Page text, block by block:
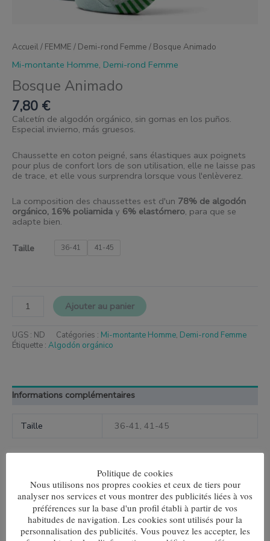
Accueil/ FEMME / Demi-rond Femme / Bosque Animado
Mi-montante Homme, Demi-rond Femme
Bosque Animado
7,80 €
Calcetín de algodón orgánico, sin gomas en los puños.
Especial invierno, más gruesos.
Chaussette en coton peigné, sans élastiques aux poignets
pour plus de confort lors de son utilisation, elle ne laisse pas
de trace, et elle vous surprendra lorsque vous l'enlèverez.
La composition des chaussettes est d'un 78% de algodón
orgánico, 16% poliamida y 6% elastómero, para que se
adapte bien.
Taille 36-41 41-45
Ajouter au panier
UGS : ND Catégories : Mi-montante Homme, Demi-rond Femme
Étiquette : Algodón orgánico
Informations complémentaires
Taille 36-41, 41-45
Produits similaires
Losange Gris
Ce
produit
a
Bleu lisse
Ce
produit
a
Politique de cookies
Nous utilisons nos propres cookies et ceux de tiers pour
analyser nos services et vous montrer des publicités liées à vos
préférences sur la base d'un profil établi à partir de vos
habitudes de navigation. Les cookies sont utilisés pour la
personnalisation des publicités. Vous pouvez les accepter, les